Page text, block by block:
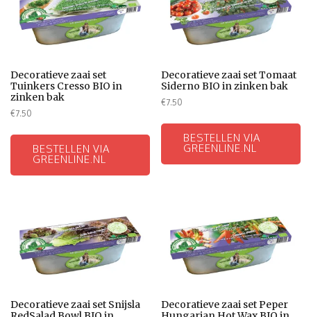
Decoratieve zaai set
Tuinkers Cresso BIO in
zinken bak
€7.50
BESTELLEN VIA
GREENLINE.NL
Decoratieve zaai set Tomaat
Siderno BIO in zinken bak
€7.50
BESTELLEN VIA
GREENLINE.NL
Decoratieve zaai set Snijsla
Decoratieve zaai set Peper